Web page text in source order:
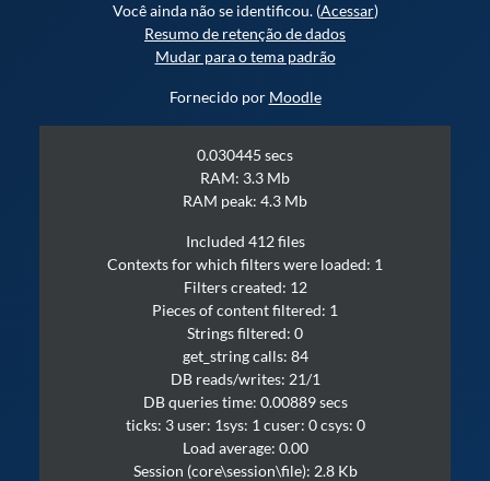
Você ainda não se identificou. (Acessar)
Resumo de retenção de dados
Mudar para o tema padrão
Fornecido por Moodle
0.030445 secs
RAM: 3.3 Mb
RAM peak: 4.3 Mb
Included 412 files
Contexts for which filters were loaded: 1
Filters created: 12
Pieces of content filtered: 1
Strings filtered: 0
get_string calls: 84
DB reads/writes: 21/1
DB queries time: 0.00889 secs
ticks: 3 user: 1sys: 1 cuser: 0 csys: 0
Load average: 0.00
Session (core\session\file): 2.8 Kb